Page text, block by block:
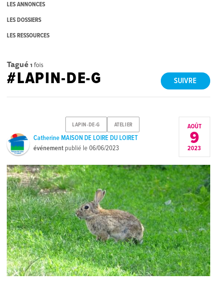
LES ANNONCES
LES DOSSIERS
LES RESSOURCES
Tagué 1 fois
SUIVRE
#LAPIN-DE-G
LAPIN-DE-G ATELIER
Catherine MAISON DE LOIRE DU LOIRET
événement publié le06/06/2023
AOÛT
9
2023